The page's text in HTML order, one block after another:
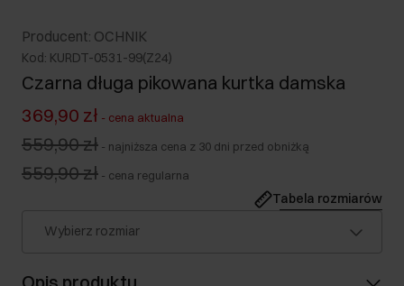
Producent: OCHNIK
Kod: KURDT-0531-99(Z24)
Czarna długa pikowana kurtka damska
369,90 zł - cena aktualna
559,90 zł - najniższa cena z 30 dni przed obniżką
559,90 zł - cena regularna
Tabela rozmiarów
Wybierz rozmiar